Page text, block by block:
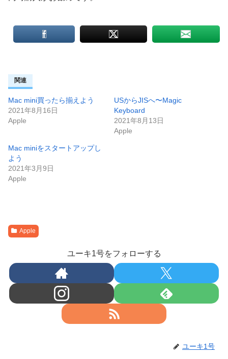
関連
Mac mini買ったら揃えよう
2021年8月16日
Apple
USからJISへ〜Magic
Keyboard
2021年8月13日
Apple
Mac miniをスタートアップし
よう
2021年3月9日
Apple
Apple
ユーキ1号をフォローする
ユーキ1号